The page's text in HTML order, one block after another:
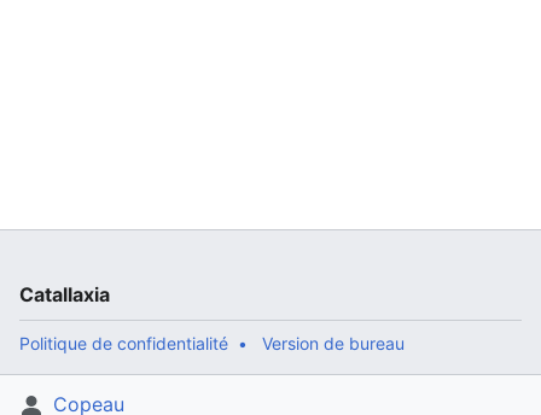
Copeau
Catallaxia
Politique de confidentialité Version de bureau